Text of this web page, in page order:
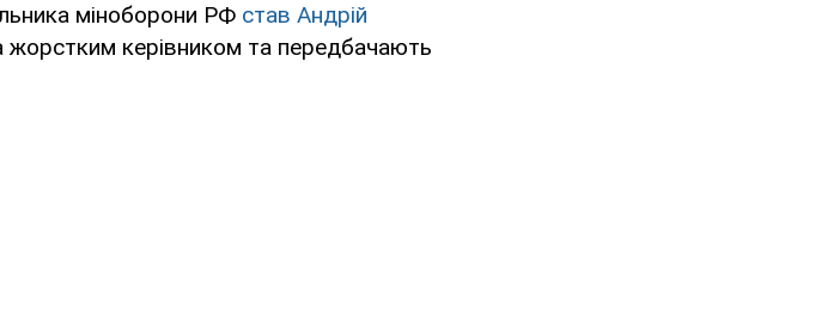
міноборони РФ став Андрій
керівником та передбачають